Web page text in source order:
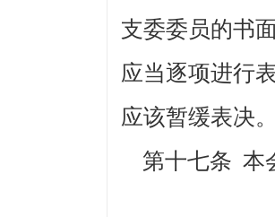
支委委员的书
应当逐项进行
应该暂缓表决
第十七条 本